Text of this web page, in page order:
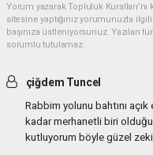
Yorum yazarak Topluluk
sitesine yaptığınız yorumunuzla
başınıza üstleniyorsunuz. Yazılan
sorumlu tutulamaz.
çiğdem Tuncel
Rabbim yolunu bahtını
kadar merhanetli biri
kutluyorum böyle güzel